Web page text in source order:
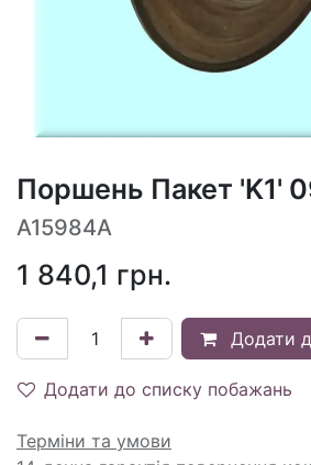
Поршень Пакет 'K1'
A15984A
1 840,1 грн.
Додати
Додати до списку побажань
Терміни та умови